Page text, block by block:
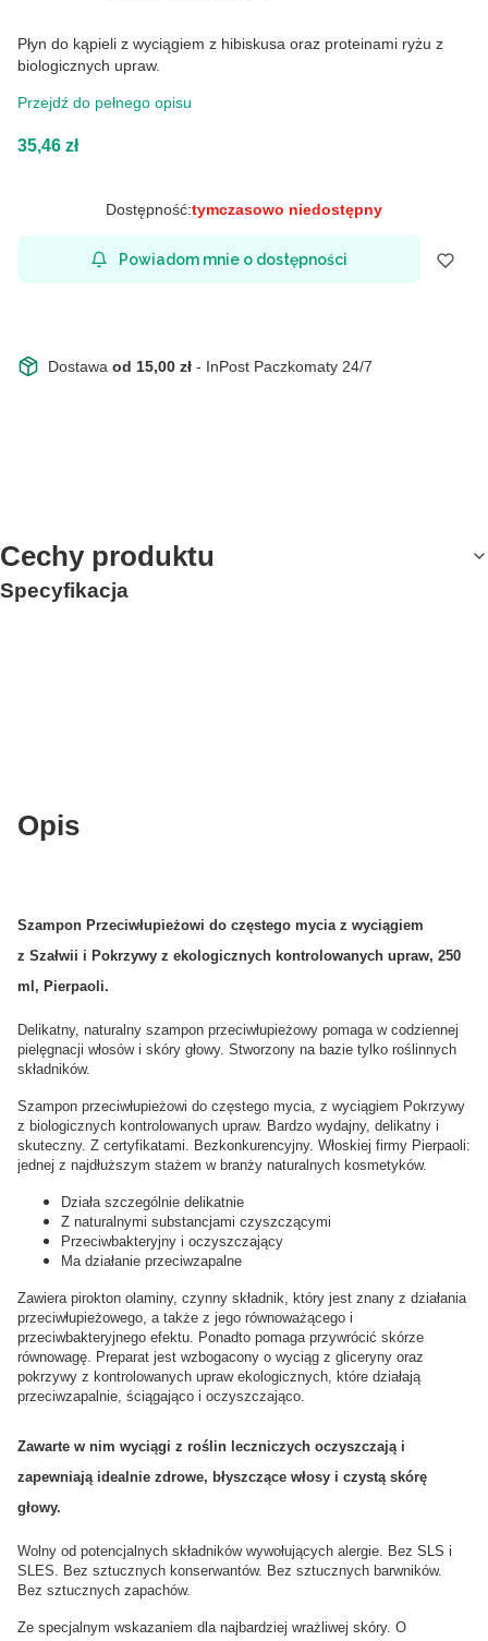
Płyn do kąpieli z wyciągiem z hibiskusa oraz proteinami ryżu z
biologicznych upraw.
Przejdź do pełnego opisu
Cena
35,46 zł
Dostępność:tymczasowo niedostępny
Powiadom mnie o dostępności
Dostawa od 15,00 zł - InPost Paczkomaty 24/7
Cechy produktu
Specyfikacja
Opis
Szampon Przeciwłupieżowi do częstego mycia z wyciągiem
z Szałwii i Pokrzywy z ekologicznych kontrolowanych upraw, 250
ml, Pierpaoli.
Delikatny, naturalny szampon przeciwłupieżowy pomaga w codziennej
pielęgnacji włosów i skóry głowy. Stworzony na bazie tylko roślinnych
składników.
Szampon przeciwłupieżowi do częstego mycia, z wyciągiem Pokrzywy
z biologicznych kontrolowanych upraw. Bardzo wydajny, delikatny i
skuteczny. Z certyfikatami. Bezkonkurencyjny. Włoskiej firmy Pierpaoli:
jednej z najdłuższym stażem w branży naturalnych kosmetyków.
Działa szczególnie delikatnie
Z naturalnymi substancjami czyszczącymi
Przeciwbakteryjny i oczyszczający
Ma działanie przeciwzapalne
Zawiera pirokton olaminy, czynny składnik, który jest znany z działania
przeciwłupieżowego, a także z jego równoważącego i
przeciwbakteryjnego efektu. Ponadto pomaga przywrócić skórze
równowagę. Preparat jest wzbogacony o wyciąg z gliceryny oraz
pokrzywy z kontrolowanych upraw ekologicznych, które działają
przeciwzapalnie, ściągająco i oczyszczająco.
Zawarte w nim wyciągi z roślin leczniczych oczyszczają i
zapewniają idealnie zdrowe, błyszczące włosy i czystą skórę
głowy.
Wolny od potencjalnych składników wywołujących alergie. Bez SLS i
SLES. Bez sztucznych konserwantów. Bez sztucznych barwników.
Bez sztucznych zapachów.
Ze specjalnym wskazaniem dla najbardziej wrażliwej skóry. O